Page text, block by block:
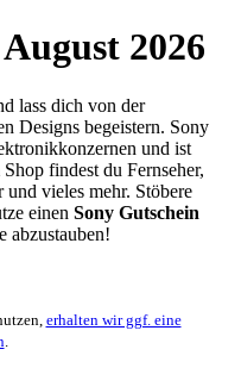
2026
lass dich von der
Designs begeistern. Sony
und ist
findest du Fernseher,
und vieles mehr. Stöbere
einen Sony Gutschein
abzustauben!
erhalten wir ggf. eine